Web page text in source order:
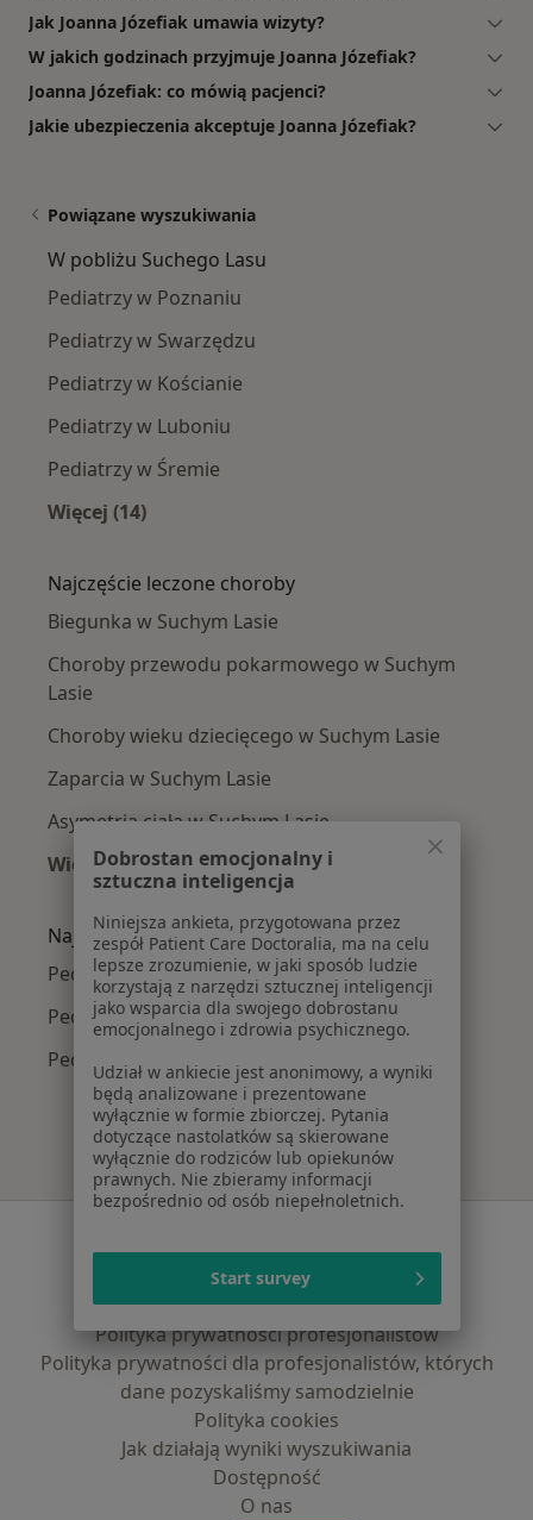
Jak Joanna Józefiak umawia wizyty?
W jakich godzinach przyjmuje Joanna Józefiak?
Joanna Józefiak: co mówią pacjenci?
Jakie ubezpieczenia akceptuje Joanna Józefiak?
Powiązane wyszukiwania
W pobliżu Suchego Lasu
Pediatrzy w Poznaniu
Pediatrzy w Swarzędzu
Pediatrzy w Kościanie
Pediatrzy w Luboniu
Pediatrzy w Śremie
Więcej (14)
Najczęście leczone choroby
Biegunka w Suchym Lasie
Choroby przewodu pokarmowego w Suchym
Lasie
Choroby wieku dziecięcego w Suchym Lasie
Zaparcia w Suchym Lasie
Asymetria ciała w Suchym Lasie
Więcej (13)
Więcej w kategorii: Najczęście leczone
Najpopularniejsze ubezpieczenia
Pediatrzy z TU Zdrowie w Suchym Lasie
Pediatrzy z NFZ w Suchym Lasie
Pediatrzy z Medicover w Suchym Lasie
Regulamin
Polityka prywatności pacjentów
Polityka prywatności profesjonalistów
Polityka prywatności dla profesjonalistów, których
dane pozyskaliśmy samodzielnie
Polityka cookies
Jak działają wyniki wyszukiwania
Dostępność
O nas
Dobrostan emocjonalny i
sztuczna inteligencja
Niniejsza ankieta, przygotowana przez
zespół Patient Care Doctoralia, ma na celu
lepsze zrozumienie, w jaki sposób ludzie
korzystają z narzędzi sztucznej inteligencji
jako wsparcia dla swojego dobrostanu
emocjonalnego i zdrowia psychicznego.
Udział w ankiecie jest anonimowy, a wyniki
będą analizowane i prezentowane
wyłącznie w formie zbiorczej. Pytania
dotyczące nastolatków są skierowane
wyłącznie do rodziców lub opiekunów
prawnych. Nie zbieramy informacji
bezpośrednio od osób niepełnoletnich.
Start survey